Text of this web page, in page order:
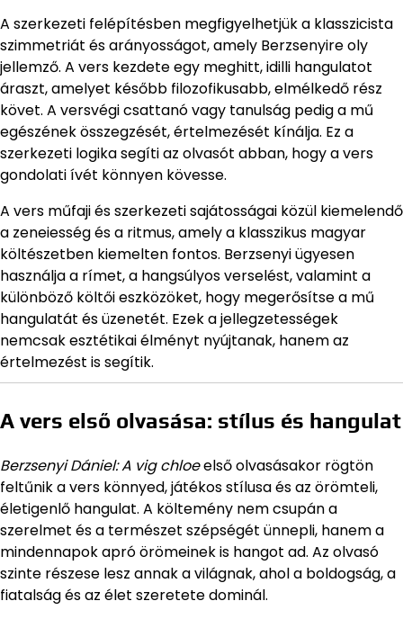
A szerkezeti felépítésben megfigyelhetjük a klasszicista
szimmetriát és arányosságot, amely Berzsenyire oly
jellemző. A vers kezdete egy meghitt, idilli hangulatot
áraszt, amelyet később filozofikusabb, elmélkedő rész
követ. A versvégi csattanó vagy tanulság pedig a mű
egészének összegzését, értelmezését kínálja. Ez a
szerkezeti logika segíti az olvasót abban, hogy a vers
gondolati ívét könnyen kövesse.
A vers műfaji és szerkezeti sajátosságai közül kiemelendő
a zeneiesség és a ritmus, amely a klasszikus magyar
költészetben kiemelten fontos. Berzsenyi ügyesen
használja a rímet, a hangsúlyos verselést, valamint a
különböző költői eszközöket, hogy megerősítse a mű
hangulatát és üzenetét. Ezek a jellegzetességek
nemcsak esztétikai élményt nyújtanak, hanem az
értelmezést is segítik.
A vers első olvasása: stílus és hangulat
Berzsenyi Dániel: A vig chloeelső olvasásakor rögtön
feltűnik a vers könnyed, játékos stílusa és az örömteli,
életigenlő hangulat. A költemény nem csupán a
szerelmet és a természet szépségét ünnepli, hanem a
mindennapok apró örömeinek is hangot ad. Az olvasó
szinte részese lesz annak a világnak, ahol a boldogság, a
fiatalság és az élet szeretete dominál.